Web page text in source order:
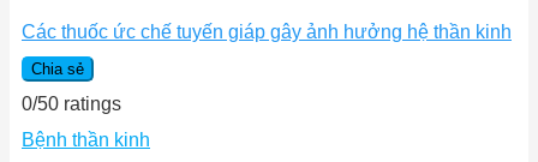
Các thuốc ức chế tuyến giáp gây ảnh hưởng hệ thần kinh
Chia sẻ
0/50 ratings
Bệnh thần kinh